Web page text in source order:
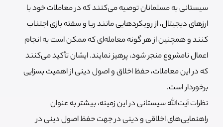
سیستانی به مسلمانان توصیه می‌کنند که در معاملات خود با
ارزهای دیجیتال، از رویکردهایی مانند ربا و سفته بازی اجتناب
کنند و همچنین از هر گونه معامله‌ای که ممکن است به انجام
اعمال نامشروع منجر شود، پرهیز نمایند. ایشان تأکید می‌کنند
که در این معاملات، حفظ اخلاق و اصول دینی از اهمیت بسزایی
برخوردار است.
نظرات آیت‌الله سیستانی در این زمینه، بیشتر به عنوان
راهنمایی‌های اخلاقی و دینی در جهت حفظ اصول دینی در